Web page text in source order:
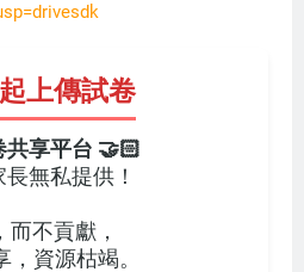
上傳試卷
享平台 🤝🏻
無私提供！
不貢獻，
資源枯竭。